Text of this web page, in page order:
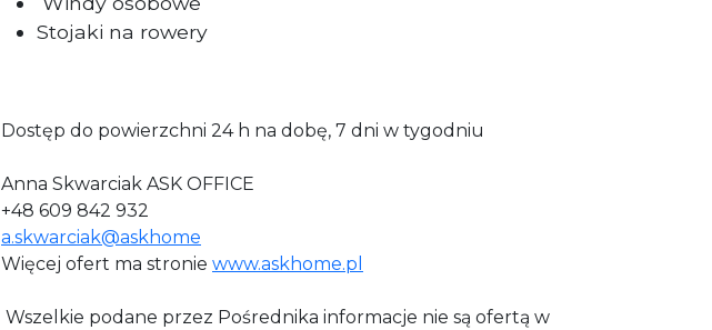
Stojaki na rowery
Dostęp do powierzchni 24 h na dobę, 7 dni w tygodniu
Anna Skwarciak ASK OFFICE
+48 609 842 932
a.skwarciak@askhome
Więcej ofert ma stronie www.askhome.pl
Wszelkie podane przez Pośrednika informacje nie są ofertą w